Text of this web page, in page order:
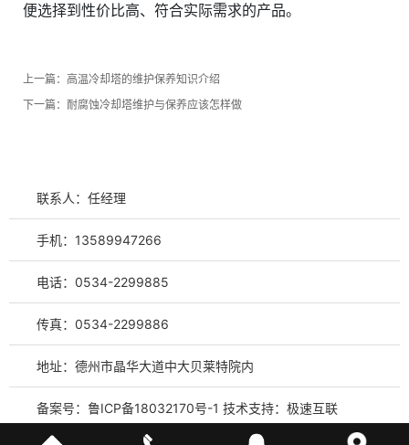
便选择到性价比高、符合实际需求的产品。
上一篇： 高温冷却塔的维护保养知识介绍
下一篇： 耐腐蚀冷却塔维护与保养应该怎样做
联系人：任经理
手机：13589947266
电话：0534-2299885
传真：0534-2299886
地址：德州市晶华大道中大贝莱特院内
备案号： 鲁ICP备18032170号-1 技术支持： 极速互联